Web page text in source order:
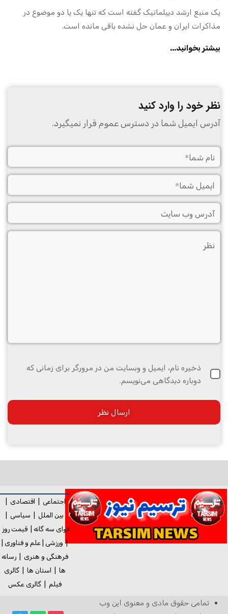
یک منبع ارشد دیپلماتیک گفته است که تنها یک یا دو موضوع در
مذاکرات ایران و عمان حل نشده باقی مانده است.
بیشتر بخوانید...
نظر خود را وارد کنید
آدرس ایمیل شما در دسترس عموم قرار نمیگیرد.
ذخیره نام، ایمیل و وبسایت من در مرورگر برای زمانی که
دوباره دیدگاهی می‌نویسم.
اجتماعی اقتصادی
بین الملل
سیاسی
قوای سه گانه |قیمت روز
| ورزشی علم و فناوری
فرهنگی و هنری
|رسانه
ها
استان ها |گالری
فیلم |گالری عکس
تمامی حقوق مادی و معنوی این وب